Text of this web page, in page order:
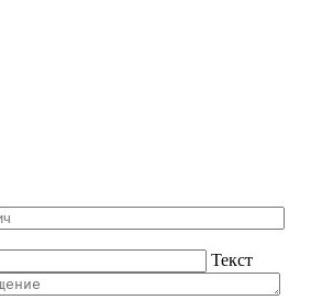
Текст